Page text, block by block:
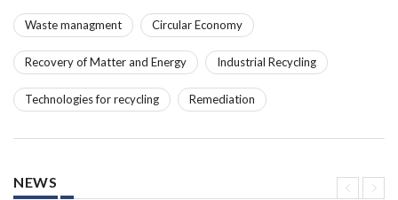
Waste managment Circular Economy
Recovery of Matter and Energy Industrial Recycling
Technologies for recycling Remediation
NEWS